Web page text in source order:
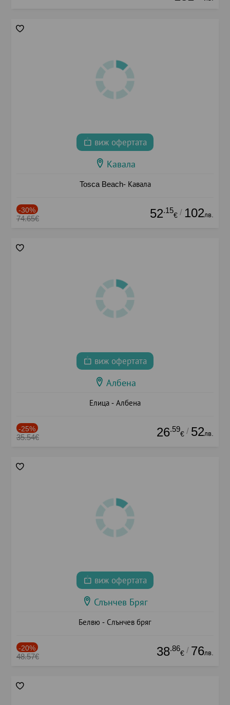
виж офертата
Кавала
Tosca Beach- Кавала
-30%
74.65€ 52.15
€ / 102лв.
виж офертата
Албена
Елица - Албена
-25%
35.54€ 26.59
€ / 52лв.
виж офертата
Слънчев Бряг
Белвю - Слънчев бряг
-20%
48.57€ 38.86
€ / 76лв.